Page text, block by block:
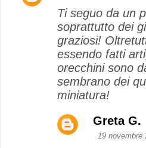
Ti seguo da un
soprattutto dei
graziosi!
essendo fatti
orecchini sono
sembrano dei
miniatura!
Greta G.
19 novembre